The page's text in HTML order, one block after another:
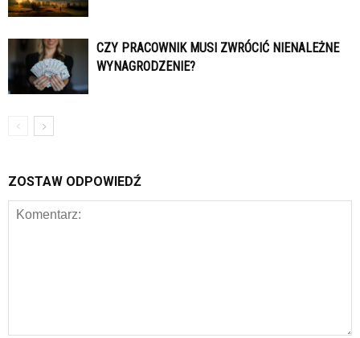
CZY PRACOWNIK MUSI ZWRÓCIĆ NIENALEŻNE
WYNAGRODZENIE?
ZOSTAW ODPOWIEDŹ